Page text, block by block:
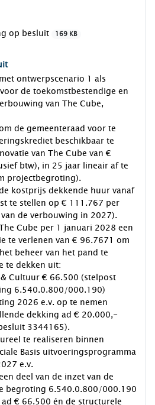
op besluit
169 KB
ontwerpscenario 1 als
de toekomstbestendige en
van The Cube,
de gemeenteraad voor te
beschikbaar te
van The Cube van €
btw), in 25 jaar lineair af te
projectbegroting).
kostprijs dekkende huur vanaf
te stellen op € 111.767 per
de verbouwing in 2027).
Cube per 1 januari 2028 een
te verlenen van € 96.7671 om
beheer van het pand te
te dekken uit:
Cultuur € 66.500 (stelpost
6.540.0.800/000.190)
2026 e.v. op te nemen
dekking ad € 20.000,-
3344165).
te realiseren binnen
Basis uitvoeringsprogramma
e.v.
deel van de inzet van de
begroting 6.540.0.800/000.190
€ 66.500 én de structurele